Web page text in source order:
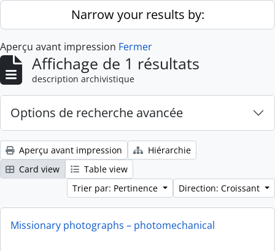
Skip to main contentNarrow your results by:
Aperçu avant impression Fermer
Affichage de 1 résultats
description archivistique
Options de recherche avancée
Aperçu avant impression
Hiérarchie
Card view
Table view
Trier par: Pertinence
Direction: Croissant
Missionary photographs – photomechanical